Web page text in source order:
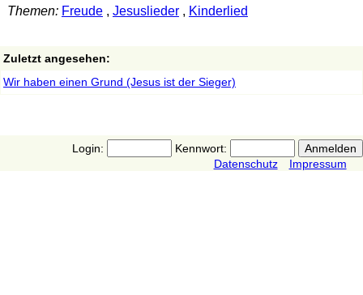
Themen: Freude, Jesuslieder, Kinderlied
Zuletzt angesehen:
Wir haben einen Grund (Jesus ist der Sieger)
Login:
Kennwort:
Datenschutz
Impressum